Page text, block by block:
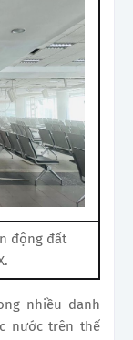
động đất
nhiều danh
nước trên thế